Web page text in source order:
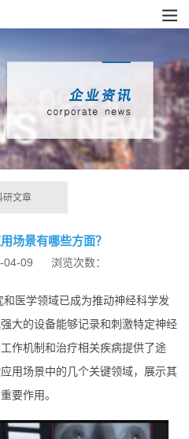
研文章
场景有哪些方面？
04-09 浏览次数：
医学领域已成为推动神经科学发
大的设备能够记录和刺激特定神经
作机制和治疗相关疾病提供了途
用场景中的几个关键领域，展示其
要作用。